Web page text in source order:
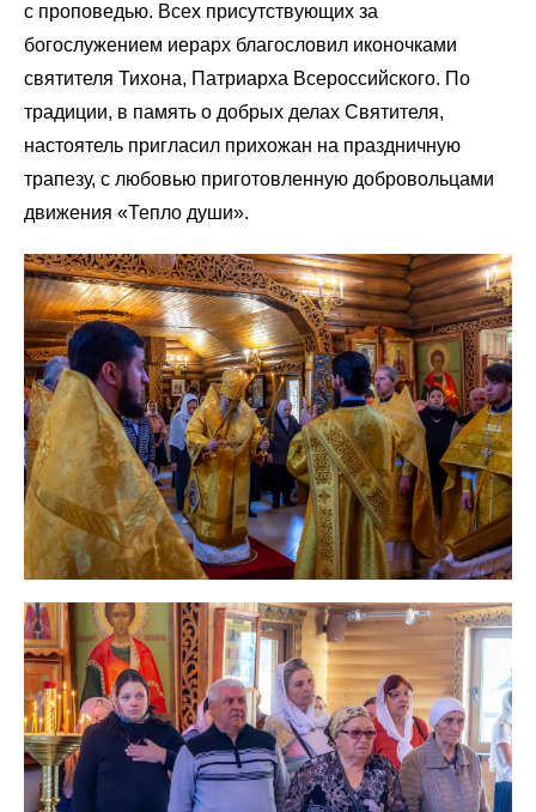
с проповедью. Всех присутствующих за
богослужением иерарх благословил иконочками
святителя Тихона, Патриарха Всероссийского. По
традиции, в память о добрых делах Святителя,
настоятель пригласил прихожан на праздничную
трапезу, с любовью приготовленную добровольцами
движения «Тепло души».